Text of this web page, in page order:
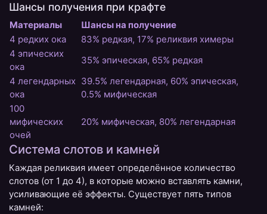
Шансы получения при крафте
Материалы
Шансы на получение
4 редких ока
83% редкая, 17% реликвия химеры
4 эпических
ока
35% эпическая, 65% редкая
4 легендарных
ока
39.5% легендарная, 60% эпическая,
0.5% мифическая
100
мифических
очей
20% мифическая, 80% легендарная
Система слотов и камней
Каждая реликвия имеет определённое количество
слотов (от 1 до 4), в которые можно вставлять камни,
усиливающие её эффекты. Существует пять типов
камней: